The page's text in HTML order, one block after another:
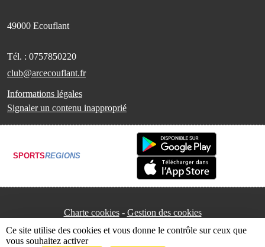
49000 Ecouflant
Tél. : 0757850220
club@arcecouflant.fr
Informations légales
Signaler un contenu inapproprié
SPORTSREGIONS
Charte cookies Gestion des cookies
Ce site utilise des cookies et vous donne le contrôle sur ceux que
vous souhaitez activer